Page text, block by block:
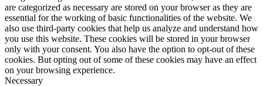
are categorized as necessary are stored on your browser as they are
essential for the working of basic functionalities of the website. We
also use third-party cookies that help us analyze and understand how
you use this website. These cookies will be stored in your browser
only with your consent. You also have the option to opt-out of these
cookies. But opting out of some of these cookies may have an effect
on your browsing experience.
Necessary